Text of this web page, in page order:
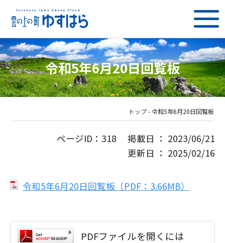
令和5年6月20日回覧板
トップ-令和5年6月20日回覧板
ページID：318 掲載日 ： 2023/06/21
更新日 ： 2025/02/16
令和5年6月20日回覧板（PDF：3.66MB）
PDFファイルを開くには